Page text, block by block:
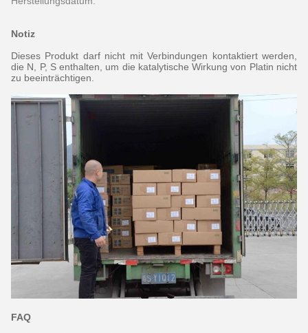
Notiz
Dieses Produkt darf nicht mit Verbindungen kontaktiert werden,
die N, P, S enthalten, um die katalytische Wirkung von Platin nicht
zu beeinträchtigen.
FAQ